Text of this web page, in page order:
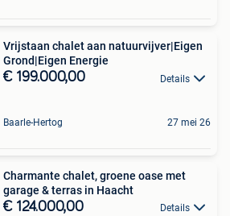
Vrijstaan chalet aan natuurvijver|Eigen
Grond|Eigen Energie
€ 199.000,00 Details
Baarle-Hertog 27 mei 26
Charmante chalet, groene oase met
garage & terras in Haacht
€ 124.000,00 Details